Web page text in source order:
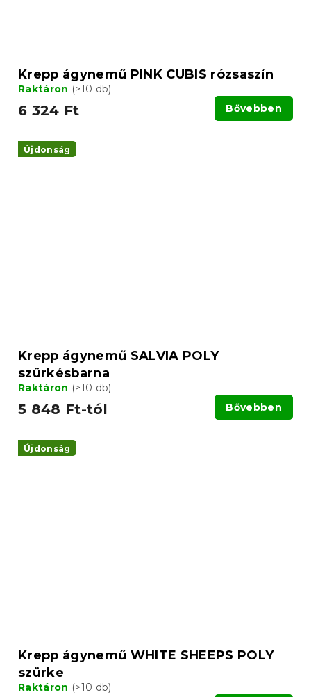
Krepp ágynemű PINK CUBIS rózsaszín
Raktáron (>10 db)
6 324 Ft Bővebben
Újdonság
Krepp ágynemű SALVIA POLY
szürkésbarna
Raktáron (>10 db)
5 848 Ft-tól Bővebben
Újdonság
Krepp ágynemű WHITE SHEEPS POLY
szürke
Raktáron (>10 db)